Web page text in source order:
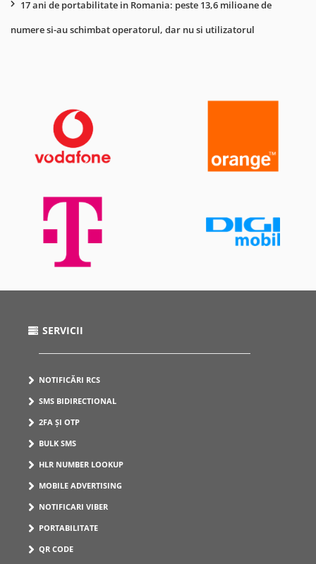
17 ani de portabilitate in Romania: peste 13,6 milioane de
numere si-au schimbat operatorul, dar nu si utilizatorul
SERVICII
NOTIFICĂRI RCS
SMS BIDIRECTIONAL
2FA ȘI OTP
BULK SMS
HLR NUMBER LOOKUP
MOBILE ADVERTISING
NOTIFICARI VIBER
PORTABILITATE
QR CODE